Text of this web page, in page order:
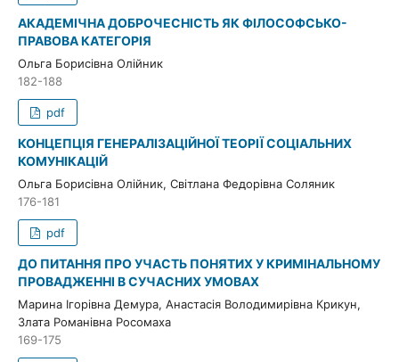
АКАДЕМІЧНА ДОБРОЧЕСНІСТЬ ЯК ФІЛОСОФСЬКО-
ПРАВОВА КАТЕГОРІЯ
Ольгa Борисівна Олійник
182-188
pdf
КОНЦЕПЦІЯ ГЕНЕРАЛІЗАЦІЙНОЇ ТЕОРІЇ СОЦІАЛЬНИХ
КОМУНІКАЦІЙ
Ольга Борисівна Олійник, Світлана Федорівна Соляник
176-181
pdf
ДО ПИТАННЯ ПРО УЧАСТЬ ПОНЯТИХ У КРИМІНАЛЬНОМУ
ПРОВАДЖЕННІ В СУЧАСНИХ УМОВАХ
Марина Ігорівна Демура, Анастасія Володимирівна Крикун,
Злата Романівна Росомаха
169-175